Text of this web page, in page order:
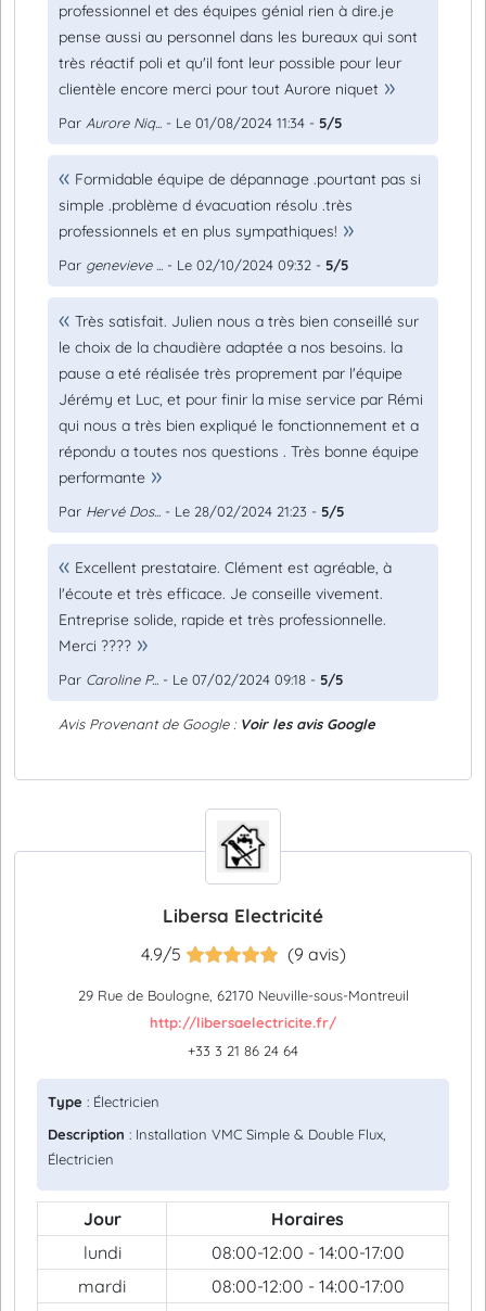
professionnel et des équipes génial rien à dire.je
pense aussi au personnel dans les bureaux qui sont
très réactif poli et qu'il font leur possible pour leur
clientèle encore merci pour tout Aurore niquet
Par Aurore Niq... - Le 01/08/2024 11:34 - 5/5
Formidable équipe de dépannage .pourtant pas si
simple .problème d évacuation résolu .très
professionnels et en plus sympathiques!
Par genevieve ... - Le 02/10/2024 09:32 - 5/5
Très satisfait. Julien nous a très bien conseillé sur
le choix de la chaudière adaptée a nos besoins. la
pause a eté réalisée très proprement par l'équipe
Jérémy et Luc, et pour finir la mise service par Rémi
qui nous a très bien expliqué le fonctionnement et a
répondu a toutes nos questions . Très bonne équipe
performante
Par Hervé Dos... - Le 28/02/2024 21:23 - 5/5
Excellent prestataire. Clément est agréable, à
l'écoute et très efficace. Je conseille vivement.
Entreprise solide, rapide et très professionnelle.
Merci ????
Par Caroline P... - Le 07/02/2024 09:18 - 5/5
Avis Provenant de Google : Voir les avis Google
Libersa Electricité
4.9/5 (9 avis)
29 Rue de Boulogne, 62170 Neuville-sous-Montreuil
http://libersaelectricite.fr/
+33 3 21 86 24 64
Type : Électricien
Description : Installation VMC Simple & Double Flux,
Électricien
Jour
Horaires
lundi
08:00-12:00 - 14:00-17:00
mardi
08:00-12:00 - 14:00-17:00